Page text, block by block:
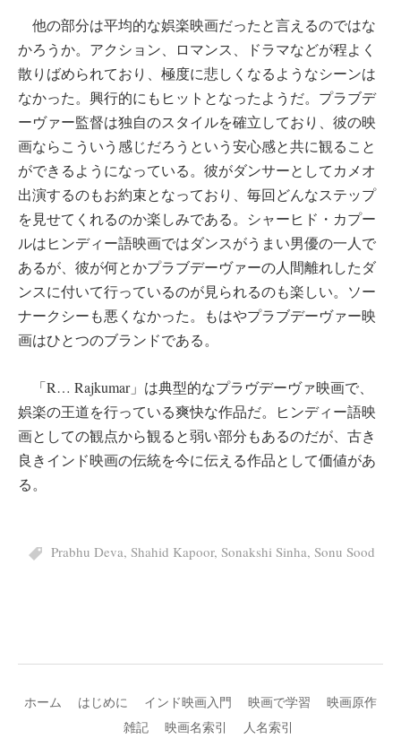
他の部分は平均的な娯楽映画だったと言えるのではな
かろうか。アクション、ロマンス、ドラマなどが程よく
散りばめられており、極度に悲しくなるようなシーンは
なかった。興行的にもヒットとなったようだ。プラブデ
ーヴァー監督は独自のスタイルを確立しており、彼の映
画ならこういう感じだろうという安心感と共に観ること
ができるようになっている。彼がダンサーとしてカメオ
出演するのもお約束となっており、毎回どんなステップ
を見せてくれるのか楽しみである。シャーヒド・カプー
ルはヒンディー語映画ではダンスがうまい男優の一人で
あるが、彼が何とかプラブデーヴァーの人間離れしたダ
ンスに付いて行っているのが見られるのも楽しい。ソー
ナークシーも悪くなかった。もはやプラブデーヴァー映
画はひとつのブランドである。
「R… Rajkumar」は典型的なプラヴデーヴァ映画で、
娯楽の王道を行っている爽快な作品だ。ヒンディー語映
画としての観点から観ると弱い部分もあるのだが、古き
良きインド映画の伝統を今に伝える作品として価値があ
る。
Prabhu Deva, Shahid Kapoor, Sonakshi Sinha, Sonu Sood
ホーム はじめに インド映画入門 映画で学習
映画原作
雑記
映画名索引 人名索引